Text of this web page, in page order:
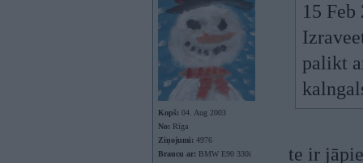
Kopš: 04. Aug 2003
No: Rīga
Ziņojumi: 4976
Braucu ar: BMW E90 330i
15
palikt
te ir